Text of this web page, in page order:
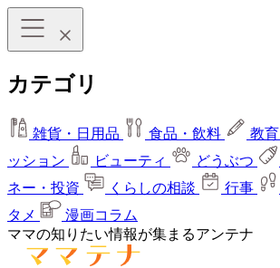
カテゴリ
雑貨・日用品 食品・飲料 教育
ッション
ビューティ どうぶつ
ネー・投資
くらしの相談 行事
タメ
漫画コラム
ママの知りたい情報が集まるアンテナ